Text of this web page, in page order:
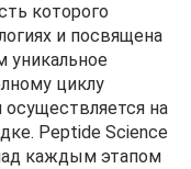
которого
и посвящена
уникальное
циклу
на
Peptide Science
каждым этапом